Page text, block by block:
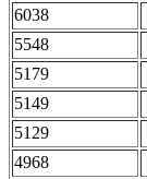
6038
5548
5179
5149
5129
4968